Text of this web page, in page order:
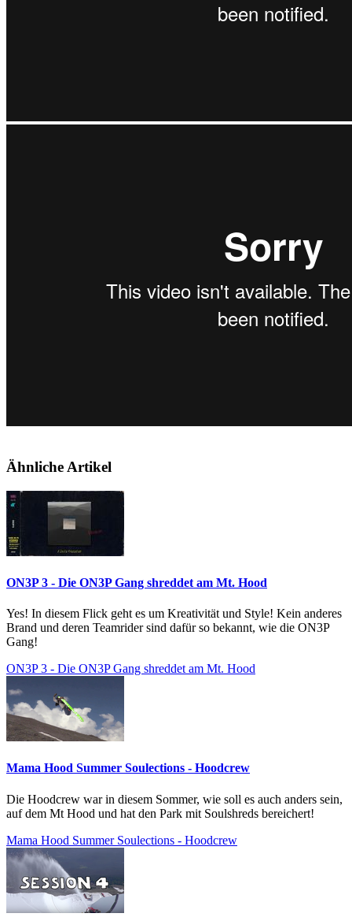
Ähnliche Artikel
ON3P 3 - Die ON3P Gang shreddet am Mt. Hood
Yes! In diesem Flick geht es um Kreativität und Style! Kein anderes
Brand und deren Teamrider sind dafür so bekannt, wie die ON3P
Gang!
ON3P 3 - Die ON3P Gang shreddet am Mt. Hood
Mama Hood Summer Soulections - Hoodcrew
Die Hoodcrew war in diesem Sommer, wie soll es auch anders sein,
auf dem Mt Hood und hat den Park mit Soulshreds bereichert!
Mama Hood Summer Soulections - Hoodcrew